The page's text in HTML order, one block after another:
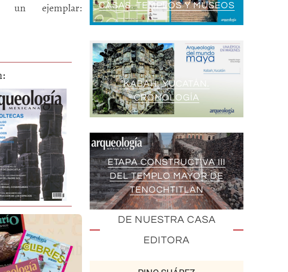
ejemplar:
CASAS. TEMPLOS Y MUSEOS
KABAH, YUCATÁN.
CRONOLOGÍA
ETAPA CONSTRUCTIVA III
DEL TEMPLO MAYOR DE
TENOCHTITLAN
DE NUESTRA CASA
EDITORA